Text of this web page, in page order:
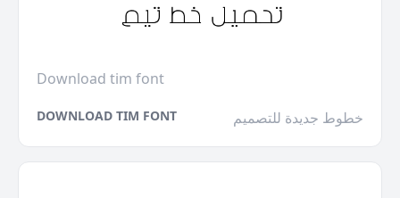
Download tim font
DOWNLOAD TIM FONT خطوط جديدة للتصميم